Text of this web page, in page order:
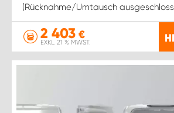
(Rücknahme/Umtausch
2 403 €
EXKL. 21 % MWST.